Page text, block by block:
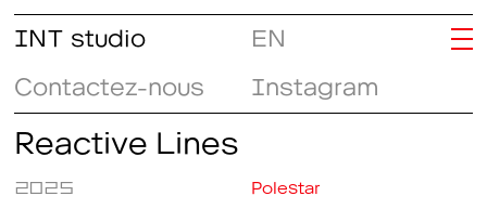
INT studio
Contactez-nous
Instagram
EN
Reactive Lines
2025 Polestar